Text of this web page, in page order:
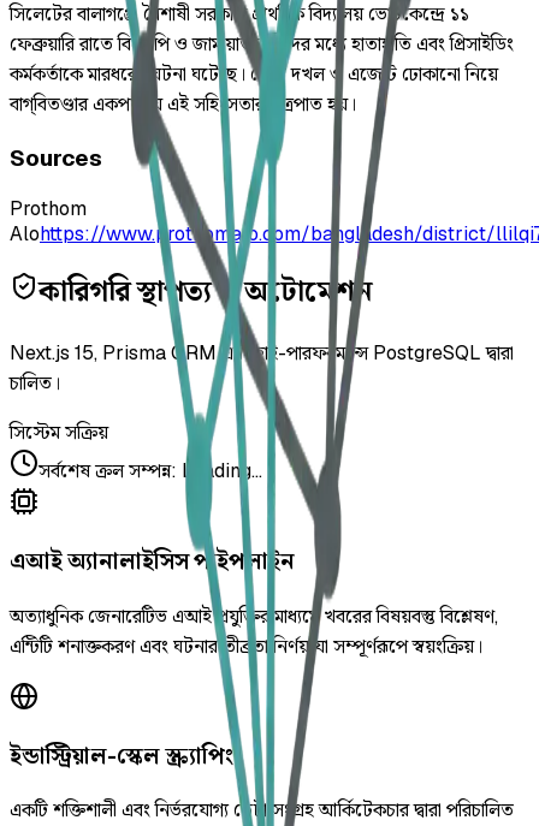
সিলেটের বালাগঞ্জে মৈশাষী সরকারি প্রাথমিক বিদ্যালয় ভোটকেন্দ্রে ১১
ফেব্রুয়ারি রাতে বিএনপি ও জামায়াত কর্মীদের মধ্যে হাতাহাতি এবং প্রিসাইডিং
কর্মকর্তাকে মারধরের ঘটনা ঘটেছে। কেন্দ্র দখল ও এজেন্ট ঢোকানো নিয়ে
বাগ্‌বিতণ্ডার একপর্যায়ে এই সহিংসতার সূত্রপাত হয়।
Sources
Prothom
Alohttps://www.prothomalo.com/bangladesh/district/
কারিগরি স্থাপত্য ও অটোমেশন
Next.js 15, Prisma ORM এবং হাই-পারফরম্যান্স PostgreSQL দ্বারা
চালিত।
সিস্টেম সক্রিয়
সর্বশেষ ক্রল সম্পন্ন: Loading...
এআই অ্যানালাইসিস পাইপলাইন
অত্যাধুনিক জেনারেটিভ এআই প্রযুক্তির মাধ্যমে খবরের বিষয়বস্তু বিশ্লেষণ,
এন্টিটি শনাক্তকরণ এবং ঘটনার তীব্রতা নির্ণয় যা সম্পূর্ণরূপে স্বয়ংক্রিয়।
ইন্ডাস্ট্রিয়াল-স্কেল স্ক্র্যাপিং
একটি শক্তিশালী এবং নির্ভরযোগ্য ডেটা সংগ্রহ আর্কিটেকচার দ্বারা পরিচালিত